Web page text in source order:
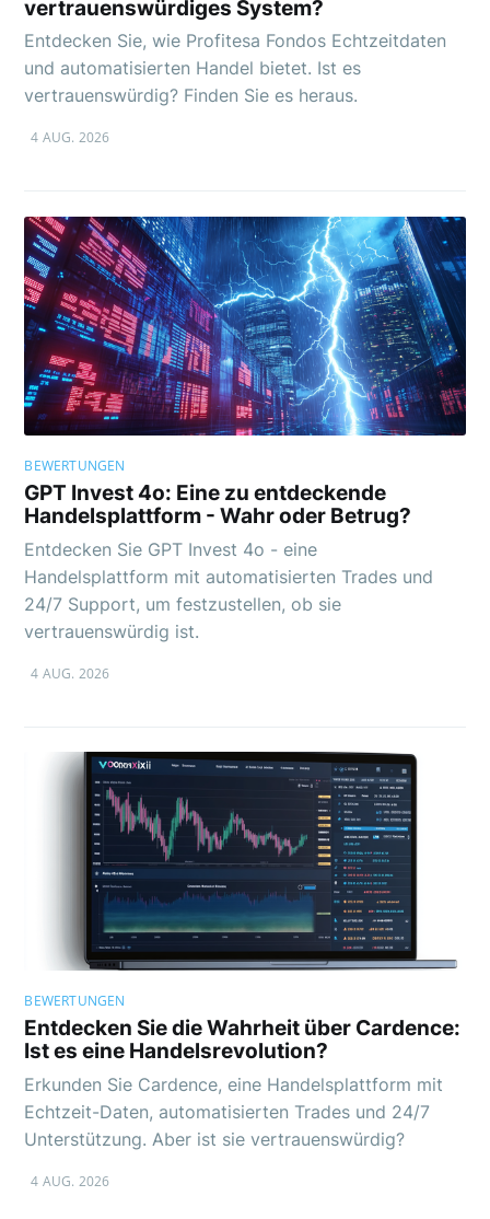
vertrauenswürdiges System?
Entdecken Sie, wie Profitesa Fondos Echtzeitdaten
und automatisierten Handel bietet. Ist es
vertrauenswürdig? Finden Sie es heraus.
4 AUG. 2026
BEWERTUNGEN
GPT Invest 4o: Eine zu entdeckende
Handelsplattform - Wahr oder Betrug?
Entdecken Sie GPT Invest 4o - eine
Handelsplattform mit automatisierten Trades und
24/7 Support, um festzustellen, ob sie
vertrauenswürdig ist.
4 AUG. 2026
BEWERTUNGEN
Entdecken Sie die Wahrheit über Cardence:
Ist es eine Handelsrevolution?
Erkunden Sie Cardence, eine Handelsplattform mit
Echtzeit-Daten, automatisierten Trades und 24/7
Unterstützung. Aber ist sie vertrauenswürdig?
4 AUG. 2026